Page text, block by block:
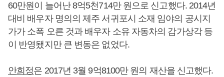
60만원이 늘어난 8억5천714만 원으로 신고했다. 2014년
대비 배우자 명의의 제주 서귀포시 소재 임야의 공시지
가가 소폭 오른 것과 배우자 소유 자동차의 감가상각 등
이 반영됐지만 큰 변동은 없었다.
안희정은 2017년 3월 9억8100만 원의 재산을 신고했다.